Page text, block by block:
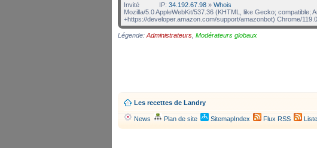
Invité IP: 34.192.67.98 » Whois
Mozilla/5.0 AppleWebKit/537.36 (KHTML, like Gecko; compatible;
+https://developer.amazon.com/support/amazonbot) Chrome/
Légende: Administrateurs Modérateurs globaux
Les recettes de Landry
News Plan de site SitemapIndex Flux RSS